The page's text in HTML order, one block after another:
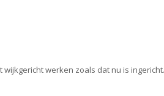
werken zoals dat nu is ingericht.